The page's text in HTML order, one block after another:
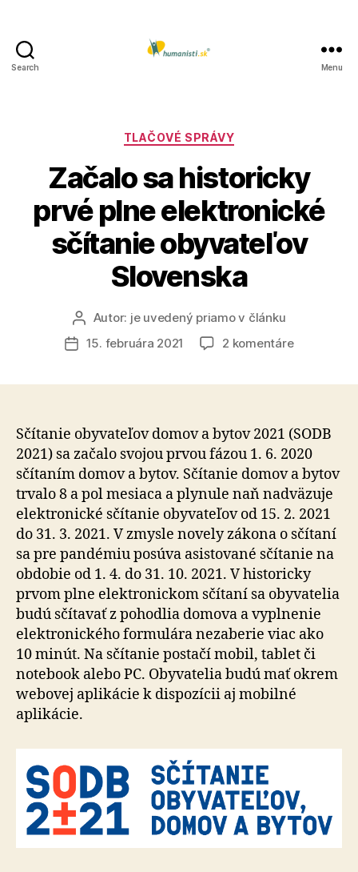
Search Menu
Kategórie
TLAČOVÉ SPRÁVY
Začalo sa historicky
prvé plne elektronické
sčítanie obyvateľov
Slovenska
Autor
článku
Autor: je uvedený priamo v článku
Dátum
15. februára 2021 2 komentárena
plne
sčítanie
obyvateľov
Slovenska
Sčítanie obyvateľov domov a bytov 2021 (SODB
2021) sa začalo svojou prvou fázou 1. 6. 2020
sčítaním domov a bytov. Sčítanie domov a bytov
trvalo 8 a pol mesiaca a plynule naň nadväzuje
elektronické sčítanie obyvateľov od 15. 2. 2021
do 31. 3. 2021. V zmysle novely zákona o sčítaní
sa pre pandémiu posúva asistované sčítanie na
obdobie od 1. 4. do 31. 10. 2021. V historicky
prvom plne elektronickom sčítaní sa obyvatelia
budú sčítavať z pohodlia domova a vyplnenie
elektronického formulára nezaberie viac ako
10 minút. Na sčítanie postačí mobil, tablet či
notebook alebo PC. Obyvatelia budú mať okrem
webovej aplikácie k dispozícii aj mobilné
aplikácie.